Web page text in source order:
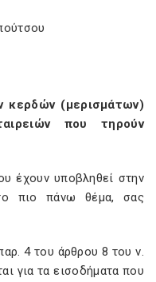
(μερισμάτων)
που τηρούν
έχουν υποβληθεί στην
πιο πάνω θέμα, σας
4 του άρθρου 8 του ν.
για τα εισοδήματα που